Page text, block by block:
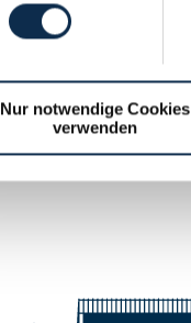
Nur notwendige Cookies
verwenden